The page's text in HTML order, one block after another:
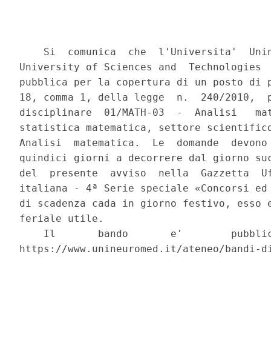
Si  comunica  che  l'Universita'
University of Sciences and
pubblica per la copertura di un posto di
18, comma 1, della legge  n.  240/
disciplinare  01/MATH-03  -  Analisi
statistica matematica, settore
Analisi  matematica.  Le  domande
quindici giorni a decorrere dal giorno
del  presente  avviso  nella  Gazzetta
italiana - 4ª Serie speciale «Concorsi
di scadenza cada in giorno festivo, esso
feriale utile.
Il       bando       e'
https://www.unineuromed.it/ateneo/bandi-